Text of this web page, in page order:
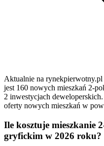
Aktualnie na
jest 160 nowych mieszkań 2-
2 inwestycjach
oferty nowych mieszkań w
Ile kosztuje mieszkanie
gryfickim w 2026 roku?